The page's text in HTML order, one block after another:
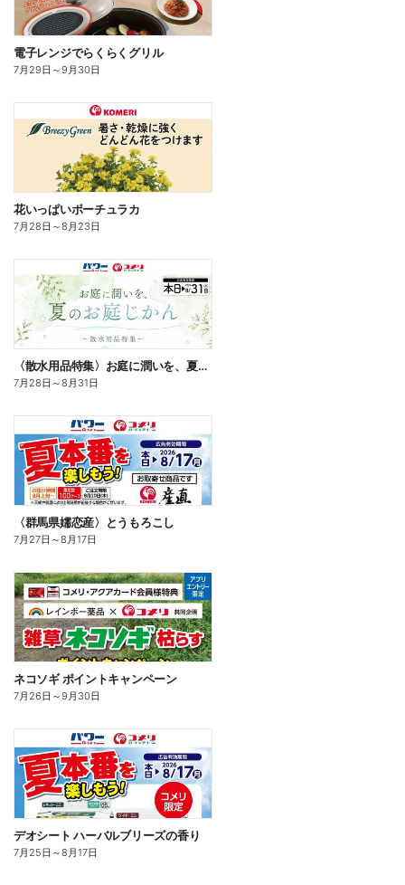
電子レンジでらくらくグリル
7月29日 ～9月30日
花いっぱいポーチュラカ
7月28日 ～8月23日
〈散水用品特集〉お庭に潤いを、夏のお庭じかん
7月28日 ～8月31日
〈群馬県嬬恋産〉とうもろこし
7月27日 ～8月17日
ネコソギ ポイントキャンペーン
7月26日 ～9月30日
デオシート ハーバルブリーズの香り
7月25日 ～8月17日